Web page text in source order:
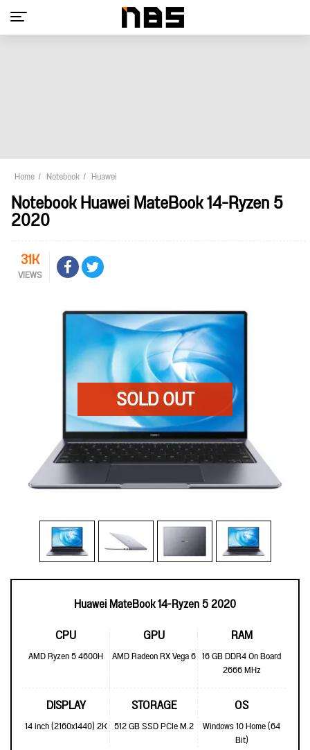
Home Notebook Huawei
Notebook Huawei MateBook 14-Ryzen 5
2020
31K
VIEWS
Huawei MateBook 14-Ryzen 5 2020
CPU
AMD Ryzen 5 4600H
GPU
AMD Radeon RX Vega 6
RAM
16 GB DDR4 On Board
2666 MHz
DISPLAY
14 inch (2160x1440) 2K
STORAGE
512 GB SSD PCIe M.2
OS
Windows 10 Home (64
Bit)